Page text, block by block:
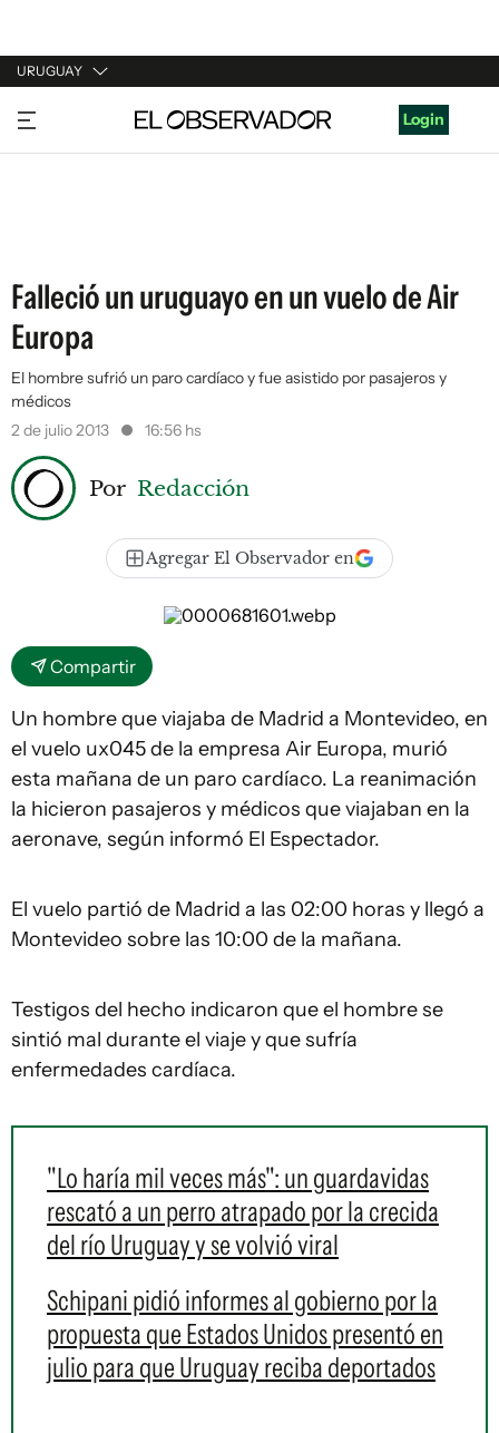
URUGUAY
URUGUAY
ARGENTINA
Login
Falleció un uruguayo en un vuelo de Air
Europa
El hombre sufrió un paro cardíaco y fue asistido por pasajeros y
médicos
2 de julio 2013
16:56 hs
Por Redacción
Agregar El Observador en
Compartir
Un hombre que viajaba de Madrid a Montevideo, en
el vuelo ux045 de la empresa Air Europa, murió
esta mañana de un paro cardíaco. La reanimación
la hicieron pasajeros y médicos que viajaban en la
aeronave, según informó El Espectador.
El vuelo partió de Madrid a las 02:00 horas y llegó a
Montevideo sobre las 10:00 de la mañana.
Testigos del hecho indicaron que el hombre se
sintió mal durante el viaje y que sufría
enfermedades cardíaca.
"Lo haría mil veces más": un guardavidas
rescató a un perro atrapado por la crecida
del río Uruguay y se volvió viral
Schipani pidió informes al gobierno por la
propuesta que Estados Unidos presentó en
julio para que Uruguay reciba deportados